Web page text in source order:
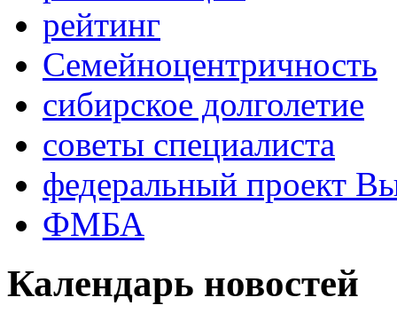
рейтинг
Семейноцентричность
сибирское долголетие
советы специалиста
федеральный проект
ФМБА
Календарь новостей